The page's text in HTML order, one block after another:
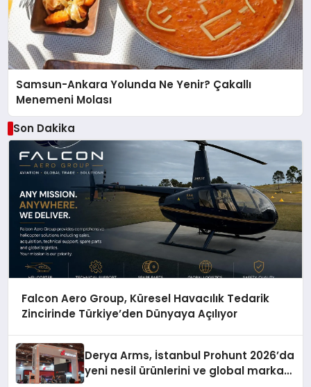
Samsun-Ankara Yolunda Ne Yenir? Çakallı
Menemeni Molası
Son Dakika
Falcon Aero Group, Küresel Havacılık Tedarik
Zincirinde Türkiye’den Dünyaya Açılıyor
Derya Arms, İstanbul Prohunt 2026’da
yeni nesil ürünlerini ve global marka